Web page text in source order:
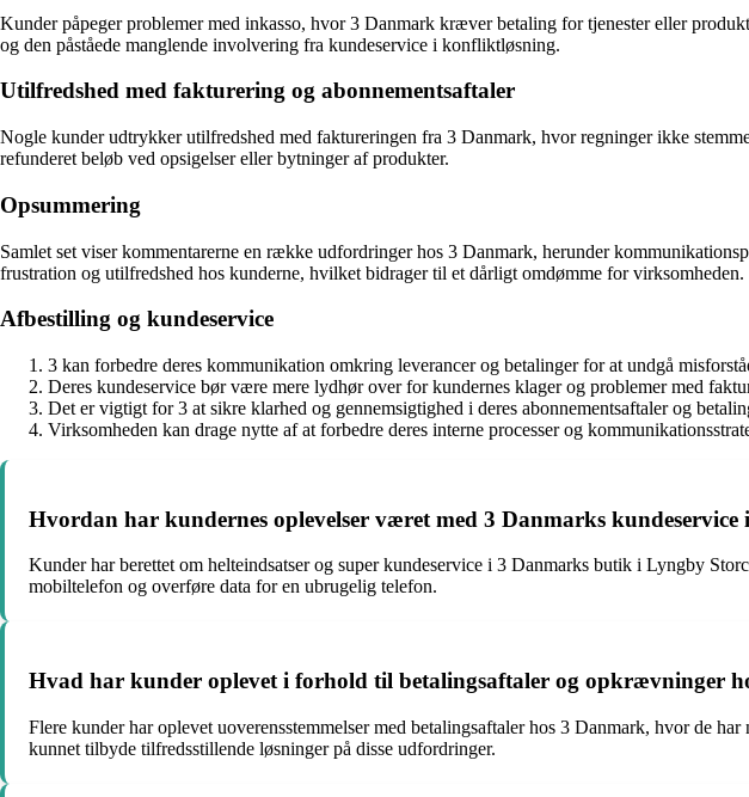
Kunder påpeger problemer med inkasso, hvor 3 Danmark kræver betaling for tjenester eller
og den påståede manglende involvering fra kundeservice i konfliktløsning.
Utilfredshed med fakturering og abonnementsaftaler
Nogle kunder udtrykker utilfredshed med faktureringen fra 3 Danmark, hvor regninger ikke
refunderet beløb ved opsigelser eller bytninger af produkter.
Opsummering
Samlet set viser kommentarerne en række udfordringer hos 3 Danmark, herunder
frustration og utilfredshed hos kunderne, hvilket bidrager til et dårligt omdømme for virksomheden.
Afbestilling og kundeservice
3 kan forbedre deres kommunikation omkring leverancer og betalinger for at undgå
Deres kundeservice bør være mere lydhør over for kundernes klager og problemer med
Det er vigtigt for 3 at sikre klarhed og gennemsigtighed i deres abonnementsaftaler og
Virksomheden kan drage nytte af at forbedre deres interne processer og
Hvordan har kundernes oplevelser været med 3 Danmarks
Kunder har berettet om helteindsatser og super kundeservice i 3 Danmarks butik i Lyngby
mobiltelefon og overføre data for en ubrugelig telefon.
Hvad har kunder oplevet i forhold til betalingsaftaler og opkrævninger
Flere kunder har oplevet uoverensstemmelser med betalingsaftaler hos 3 Danmark, hvor de
kunnet tilbyde tilfredsstillende løsninger på disse udfordringer.